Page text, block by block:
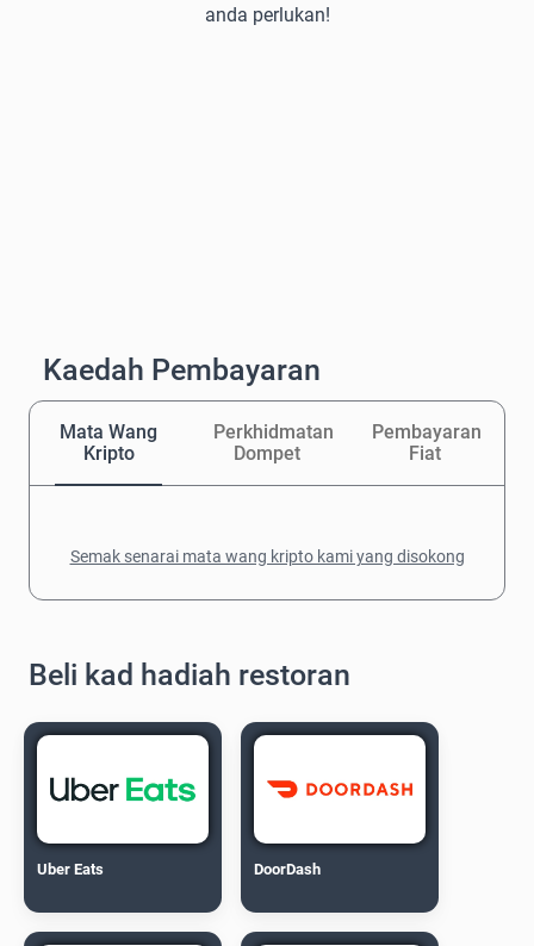
anda perlukan!
Kaedah Pembayaran
Mata Wang
Kripto
Perkhidmatan
Dompet
Pembayaran
Fiat
Semak senarai mata wang kripto kami yang disokong
Beli kad hadiah restoran
Uber Eats DoorDash